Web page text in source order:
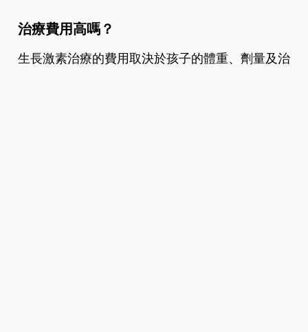
治療費用高嗎？
生長激素治療的費用取決於孩子的體重、劑量及治